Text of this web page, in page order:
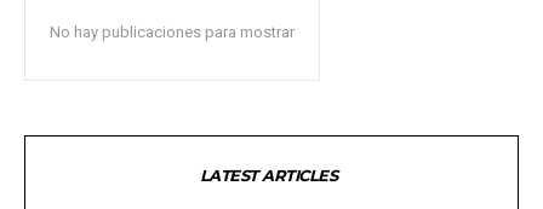
No hay publicaciones para mostrar
LATEST ARTICLES